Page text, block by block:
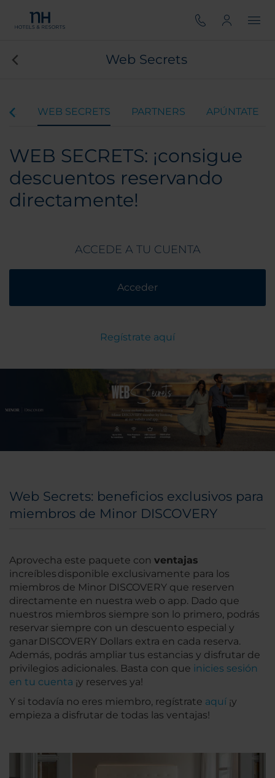
Web Secrets
WEB SECRETS PARTNERS APÚNTATE
WEB SECRETS: ¡consigue
descuentos reservando
directamente!
ACCEDE A TU CUENTA
Acceder
Regístrate aquí
Web Secrets: beneficios exclusivos para
miembros de Minor DISCOVERY
Aprovecha este paquete con ventajas
increíbles disponible exclusivamente para los
miembros de Minor DISCOVERY que reserven
directamente en nuestra web o app. Dado que
nuestros miembros siempre son lo primero, podrás
reservar siempre con un descuento especial y
ganar DISCOVERY Dollars extra en cada reserva.
Además, podrás ampliar tus estancias y disfrutar de
privilegios adicionales. Basta con que inicies sesión
en tu cuenta ¡y reserves ya!
Y si todavía no eres miembro, regístrate aquí ¡y
empieza a disfrutar de todas las ventajas!